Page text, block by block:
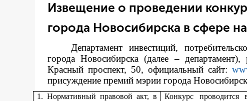
Извещение о проведении
города Новосибирска в сфере
Департамент инвестиций,
города Новосибирска (далее –
Красный проспект, 50, официальный сайт:
присуждение премий мэрии города
1. Нормативный правовой акт, в
Конкурс